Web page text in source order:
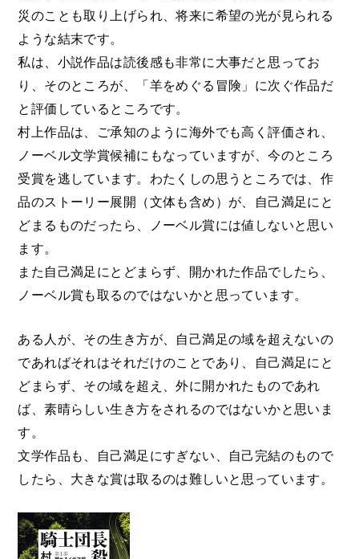
災のことも取り上げられ、将来に希望の光が見られる
ような結末です。
私は、小説作品は読後感も非常に大事だと思ってお
り、そのところが、「羊をめぐる冒険」に次ぐ作品だ
と評価しているところです。
村上作品は、ご承知のように海外でも高く評価され、
ノーベル文学賞候補にもなっていますが、今のところ
受賞を逃しています。わたくしの思うところでは、作
品のストーリー展開（文体も含め）が、自己満足にと
どまるものだったら、ノーベル賞には値しないと思い
ます。
また自己満足にとどまらず、開かれた作品でしたら、
ノーベル賞も取るのではないかと思っています。
ある人が、その生き方が、自己満足の域を超えないの
であればそれはそれだけのことであり、自己満足にと
どまらず、その域を超え、外に開かれたものであれ
ば、素晴らしい生き方をされるのではないかと思いま
す。
文学作品も、自己満足にすぎない、自己完結のもので
したら、大きな賞は取るのは難しいと思っています。